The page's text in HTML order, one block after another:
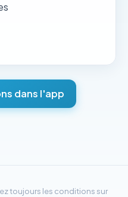
dans l'app
toujours les conditions sur